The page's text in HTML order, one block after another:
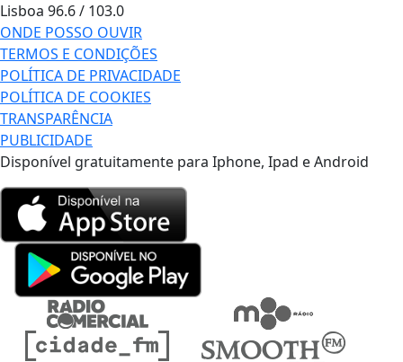
Lisboa 96.6 / 103.0
ONDE POSSO OUVIR
TERMOS E CONDIÇÕES
POLÍTICA DE PRIVACIDADE
POLÍTICA DE COOKIES
TRANSPARÊNCIA
PUBLICIDADE
Disponível gratuitamente para Iphone, Ipad e Android